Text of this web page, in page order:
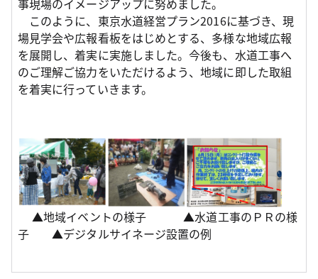
事現場のイメージアップに努めました。
このように、東京水道経営プラン2016に基づき、現
場見学会や広報看板をはじめとする、多様な地域広報
を展開し、着実に実施しました。今後も、水道工事へ
のご理解ご協力をいただけるよう、地域に即した取組
を着実に行っていきます。
▲地域イベントの様子 ▲水道工事のＰＲの様
子 ▲デジタルサイネージ設置の例